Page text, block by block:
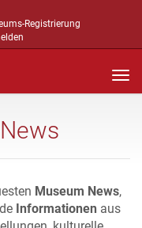
Registrierung
Museum News,
Informationen aus